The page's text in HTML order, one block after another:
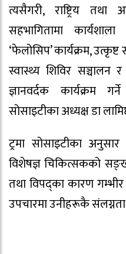
त्यसैगरी, राष्ट्रिय तथा
सहभागितामा
‘फेलोसिप’ कार्यक्रम,
स्वास्थ्य शिविर सञ्चालन र
ज्ञानवर्दक कार्यक्रम
सोसाइटीका अध्यक्ष डा
ट्रमा सोसाइटीका अनुसार
विशेषज्ञ चिकित्सकको
तथा विपद्का कारण
उपचारमा उनीहरूकै